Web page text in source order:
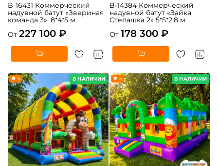
B-16431 Коммерческий
надувной батут «Звериная
команда 3», 8*4*5 м
От 227 100 ₽
B-14384 Коммерческий
надувной батут «Зайка
Степашка 2» 5*5*2,8 м
От 178 300 ₽
В НАЛИЧИИ
5 В НАЛИЧИИ
5